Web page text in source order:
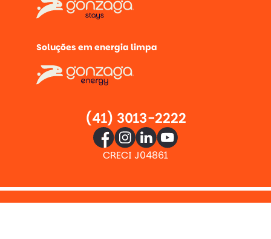
Soluções em energia limpa
(41) 3013-2222
CRECI J04861